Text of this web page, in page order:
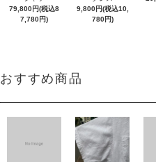
79,800円(税込8
7,780円)
9,800円(税込10,
780円)
おすすめ商品